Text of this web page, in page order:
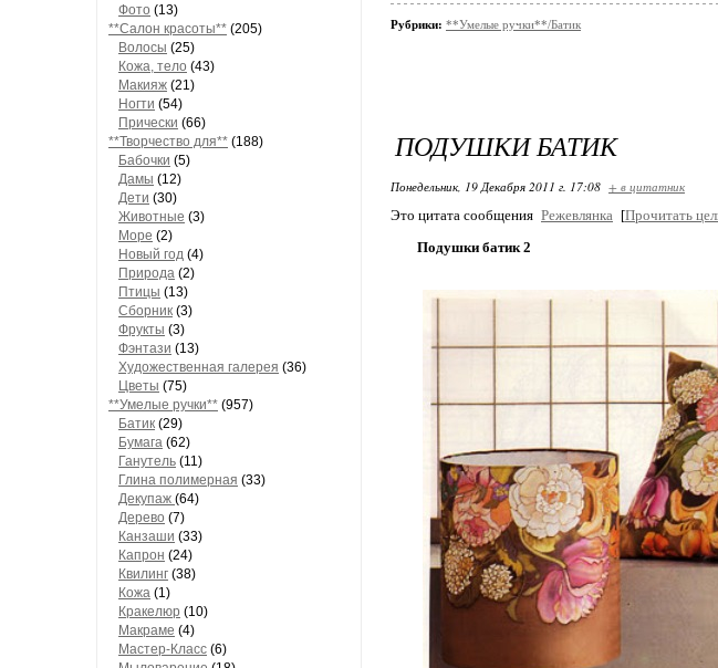
Фото (13)
**Салон красоты** (205)
Волосы (25)
Кожа, тело (43)
Макияж (21)
Ногти (54)
Прически (66)
**Творчество для** (188)
Бабочки (5)
Дамы (12)
Дети (30)
Животные (3)
Море (2)
Новый год (4)
Природа (2)
Птицы (13)
Сборник (3)
Фрукты (3)
Фэнтази (13)
Художественная галерея (36)
Цветы (75)
**Умелые ручки** (957)
Батик (29)
Бумага (62)
Ганутель (11)
Глина полимерная (33)
Декупаж (64)
Дерево (7)
Канзаши (33)
Капрон (24)
Квилинг (38)
Кожа (1)
Кракелюр (10)
Макраме (4)
Мастер-Класс (6)
Рубрики: **Умелые ручки**/Батик
ПОДУШКИ БАТИК
Понедельник, 19 Декабря 2011 г. 17:08 + в цитатник
Это цитата сообщения Режевлянка [Прочитать
Подушки батик 2